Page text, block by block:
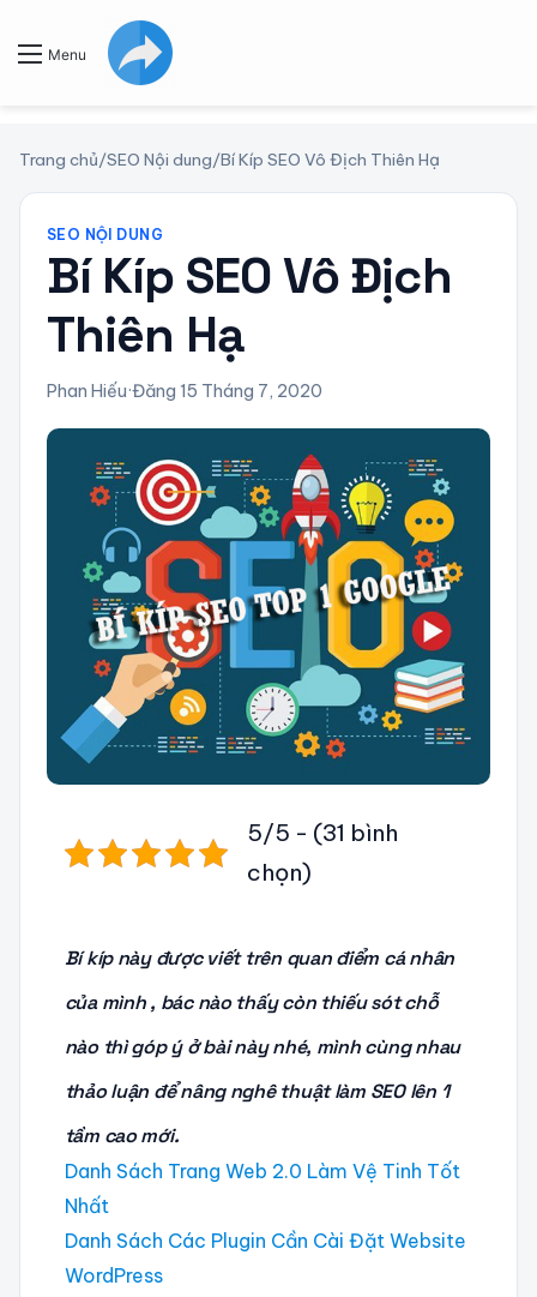
Menu
Trang chủ/SEO Nội dung/Bí Kíp SEO Vô Địch Thiên Hạ
SEO NỘI DUNG
Bí Kíp SEO Vô Địch
Thiên Hạ
Phan Hiếu·Đăng 15 Tháng 7, 2020
5/5 - (31 bình
chọn)
Bí kíp này được viết trên quan điểm cá nhân
của mình , bác nào thấy còn thiếu sót chỗ
nào thì góp ý ở bài này nhé, mình cùng nhau
thảo luận để nâng nghê thuật làm SEO lên 1
tầm cao mới.
Danh Sách Trang Web 2.0 Làm Vệ Tinh Tốt
Nhất
Danh Sách Các Plugin Cần Cài Đặt Website
WordPress